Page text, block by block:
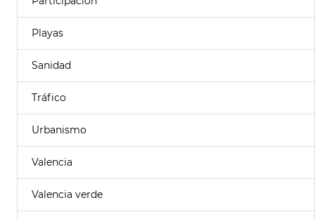
Playas
Sanidad
Tráfico
Urbanismo
Valencia
Valencia verde